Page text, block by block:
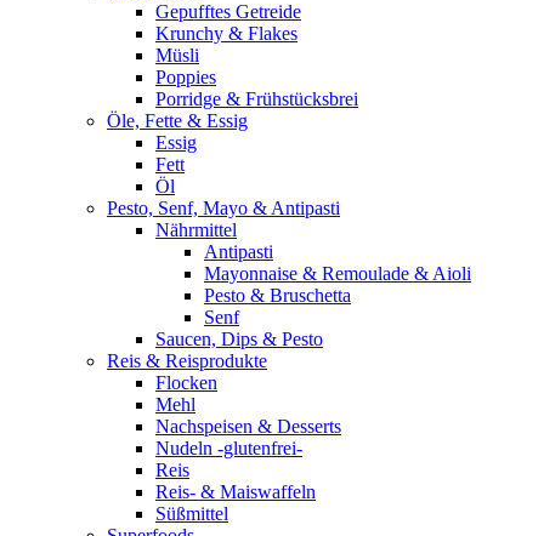
Gepufftes Getreide
Krunchy & Flakes
Müsli
Poppies
Porridge & Frühstücksbrei
Öle, Fette & Essig
Essig
Fett
Öl
Pesto, Senf, Mayo & Antipasti
Nährmittel
Antipasti
Mayonnaise & Remoulade & Aioli
Pesto & Bruschetta
Senf
Saucen, Dips & Pesto
Reis & Reisprodukte
Flocken
Mehl
Nachspeisen & Desserts
Nudeln -glutenfrei-
Reis
Reis- & Maiswaffeln
Süßmittel